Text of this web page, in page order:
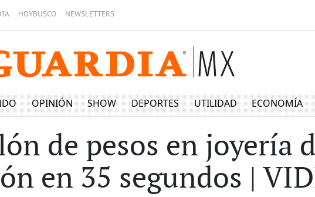
HOYBUSCO NEWSLETTERS
OPINIÓN SHOW DEPORTES UTILIDAD ECONOMÍA
de pesos en joyería
en 35 segundos |